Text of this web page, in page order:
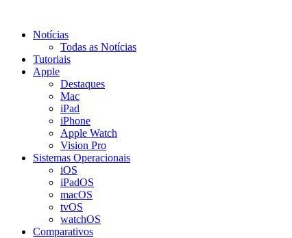
Notícias
Todas as Notícias
Tutoriais
Apple
Destaques
Mac
iPad
iPhone
Apple Watch
Vision Pro
Sistemas Operacionais
iOS
iPadOS
macOS
tvOS
watchOS
Comparativos